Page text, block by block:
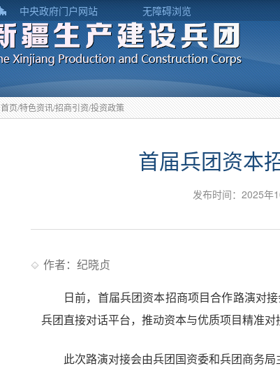
中央政府门户网站 无障碍浏览
首页/特色资讯/招商引资/投资政策
首届兵团资本
发布时间：2025年
作者：纪晓贞
日前，首届兵团资本招商项目合作路演对
兵团直接对话平台，推动资本与优质项目精准对
此次路演对接会由兵团国资委和兵团商务